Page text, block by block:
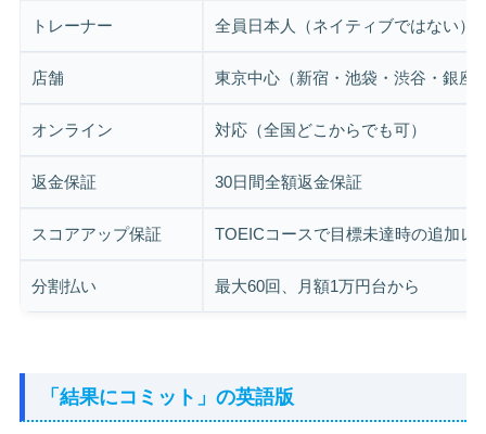
トレーナー 全員日本人（ネイティブではない）
店舗 東京中心（新宿・池袋・渋谷・銀座
オンライン 対応（全国どこからでも可）
返金保証 30日間全額返金保証
スコアアップ保証 TOEICコースで目標未達時の追加レ
分割払い 最大60回、月額1万円台から
「結果にコミット」の英語版